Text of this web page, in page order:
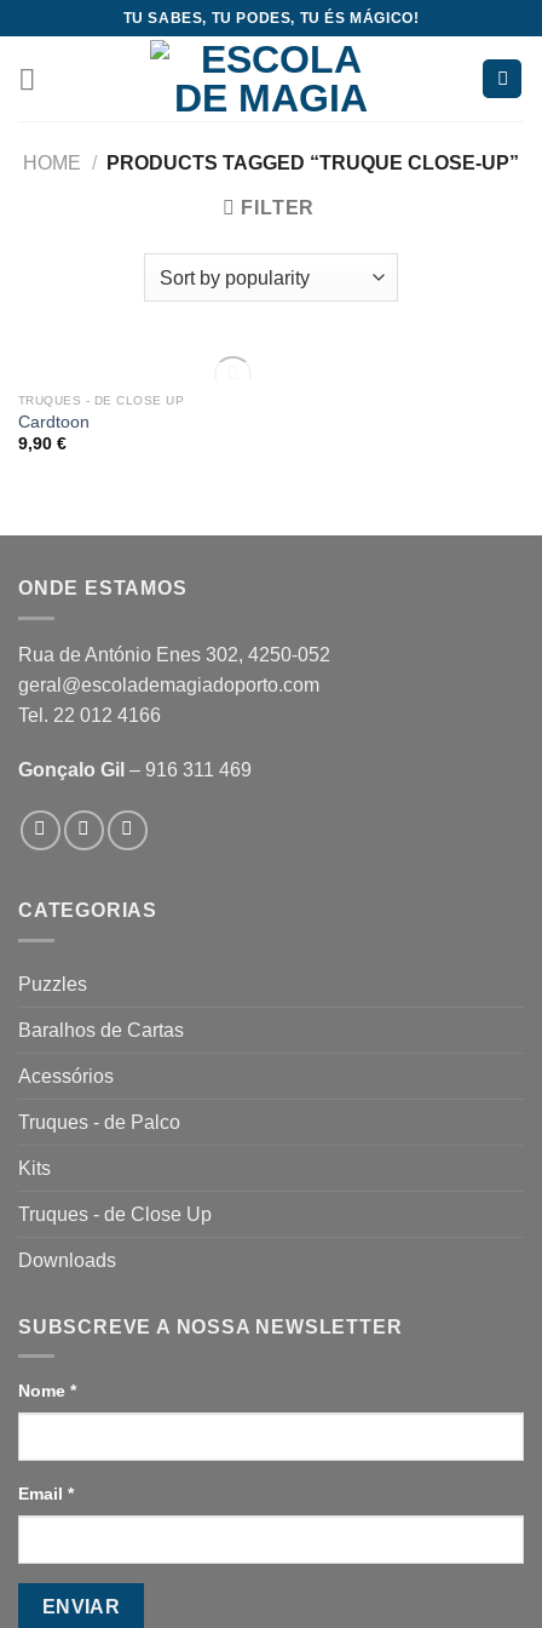
content
TU SABES, TU PODES, TU ÉS MÁGICO!
HOME / PRODUCTS TAGGED “TRUQUE CLOSE-UP”
FILTER
OUT OF STOCK
TRUQUES - DE CLOSE UP
Cardtoon
9,90 €
ONDE ESTAMOS
Rua de António Enes 302, 4250-052
geral@escolademagiadoporto.com
Tel. 22 012 4166
Gonçalo Gil – 916 311 469
CATEGORIAS
Puzzles
Baralhos de Cartas
Acessórios
Truques - de Palco
Kits
Truques - de Close Up
Downloads
SUBSCREVE A NOSSA NEWSLETTER
Nome *
Email *
ENVIAR